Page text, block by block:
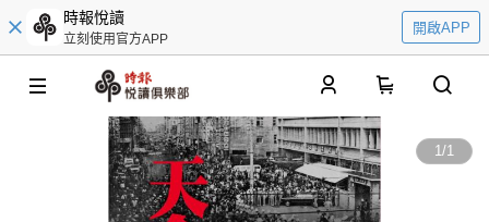
時報悅讀
立刻使用官方APP
開啟APP
1/1